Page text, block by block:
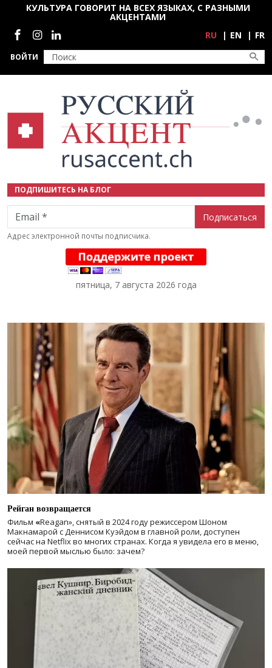
Перейти к основному содержанию
ВОЙТИ
КУЛЬТУРА ГОВОРИТ НА ВСЕХ ЯЗЫКАХ, С РАЗНЫМИ
АКЦЕНТАМИ
Социальные сети
RU EN FR
ПОДПИШИТЕСЬ НА БЛОГ
Email
Адрес электронной почты подписчика.
пятница, 7 августа 2026 года
Рейган возвращается
Фильм «Reagan», снятый в 2024 годурежиссером Шоном
Макнамарой с Деннисом Куэйдом в главной роли, доступен
сейчас на Netflix во многих странах. Когда я увидела его в меню,
моей первой мыслью было: зачем?